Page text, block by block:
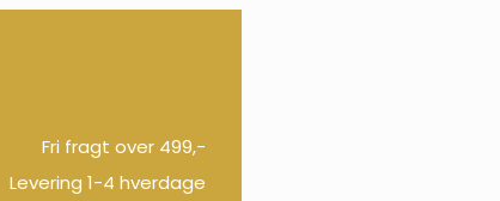
Fri fragt over 499,-
Levering 1-4 hverdage